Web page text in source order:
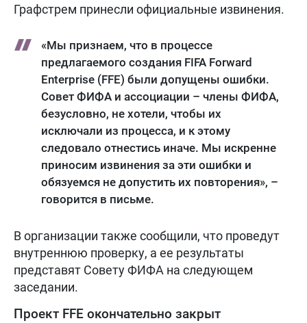
Графстрем принесли официальные извинения.
«Мы признаем, что в процессе
предлагаемого создания FIFA Forward
Enterprise (FFE) были допущены ошибки.
Совет ФИФА и ассоциации – члены ФИФА,
безусловно, не хотели, чтобы их
исключали из процесса, и к этому
следовало отнестись иначе. Мы искренне
приносим извинения за эти ошибки и
обязуемся не допустить их повторения», –
говорится в письме.
В организации также сообщили, что проведут
внутреннюю проверку, а ее результаты
представят Совету ФИФА на следующем
заседании.
Проект FFE окончательно закрыт